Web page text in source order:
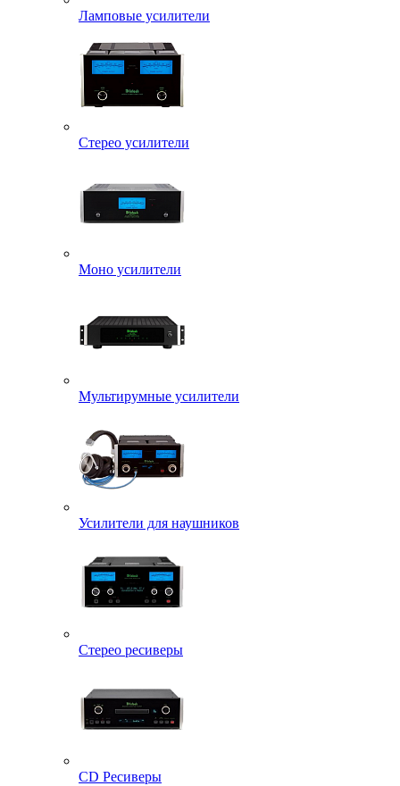
Ламповые усилители
Стерео усилители
Моно усилители
Мультирумные усилители
Усилители для наушников
Стерео ресиверы
CD Ресиверы